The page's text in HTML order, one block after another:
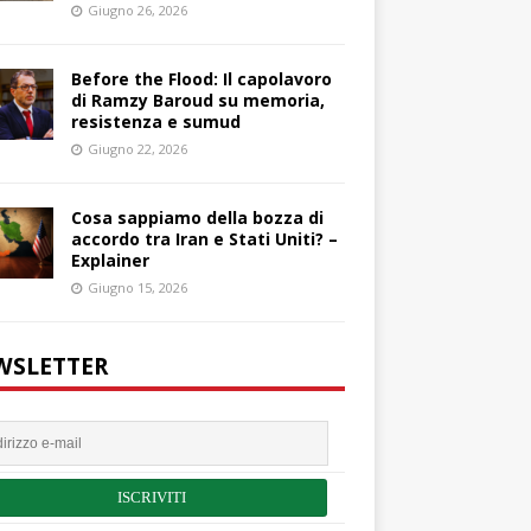
Giugno 26, 2026
Before the Flood: Il capolavoro
di Ramzy Baroud su memoria,
resistenza e sumud
Giugno 22, 2026
Cosa sappiamo della bozza di
accordo tra Iran e Stati Uniti? –
Explainer
Giugno 15, 2026